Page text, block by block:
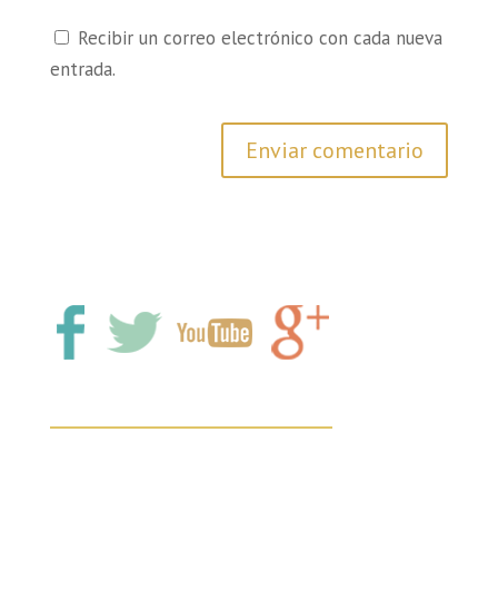
Recibir un correo electrónico con cada nueva
entrada.